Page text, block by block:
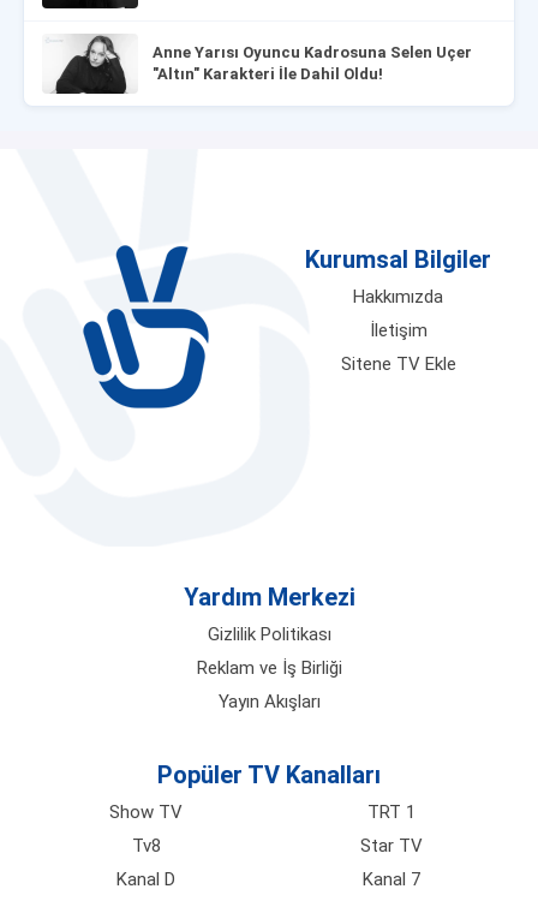
Anne Yarısı Oyuncu Kadrosuna Selen Uçer
"Altın" Karakteri İle Dahil Oldu!
Kurumsal Bilgiler
Hakkımızda
İletişim
Sitene TV Ekle
Yardım Merkezi
Gizlilik Politikası
Reklam ve İş Birliği
Yayın Akışları
Popüler TV Kanalları
Show TV
TRT 1
Tv8
Star TV
Kanal D
Kanal 7